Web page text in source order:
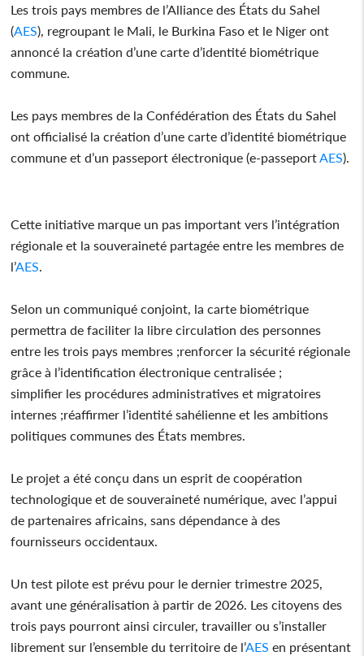
Les trois pays membres de l’Alliance des États du Sahel
(AES), regroupant le Mali, le Burkina Faso et le Niger ont
annoncé la création d’une carte d’identité biométrique
commune.
Les pays membres de la Confédération des États du Sahel
ont officialisé la création d’une carte d’identité biométrique
commune et d’un passeport électronique (e-passeportAES).
Cette initiative marque un pas important vers l’intégration
régionale et la souveraineté partagée entre les membres de
l’AES.
Selon un communiqué conjoint, la carte biométrique
permettra de faciliter la libre circulation des personnes
entre les trois pays membres ;renforcer la sécurité régionale
grâce à l’identification électronique centralisée ;
simplifier les procédures administratives et migratoires
internes ;réaffirmer l’identité sahélienne et les ambitions
politiques communes des États membres.
Le projet a été conçu dans un esprit de coopération
technologique et de souveraineté numérique, avec l’appui
de partenaires africains, sans dépendance à des
fournisseurs occidentaux.
Un test pilote est prévu pour le dernier trimestre 2025,
avant une généralisation à partir de 2026. Les citoyens des
trois pays pourront ainsi circuler, travailler ou s’installer
librement sur l’ensemble du territoire de l’AES en présentant